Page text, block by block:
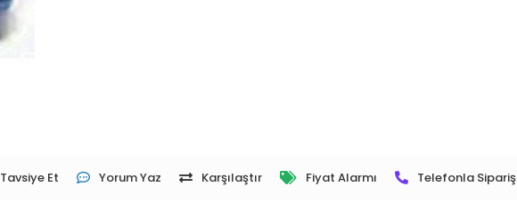
Tavsiye Et Yorum Yaz Karşılaştır Fiyat Alarmı Telefonla Sipariş